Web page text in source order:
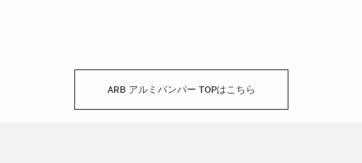
ARB アルミバンパー TOPはこちら